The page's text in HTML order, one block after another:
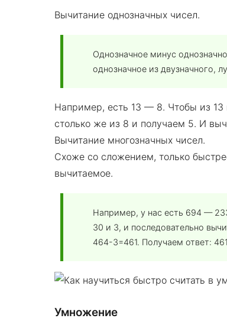
Вычитание однозначных чисел.
Однозначное минус
однозначное из двузначного,
Например, есть 13 — 8. Чтобы из 13
столько же из 8 и получаем 5. И
Вычитание многозначных чисел.
Схоже со сложением, только
вычитаемое.
Например, у нас есть 694 —
30 и 3, и последовательно
464-3=461. Получаем ответ:
Умножение